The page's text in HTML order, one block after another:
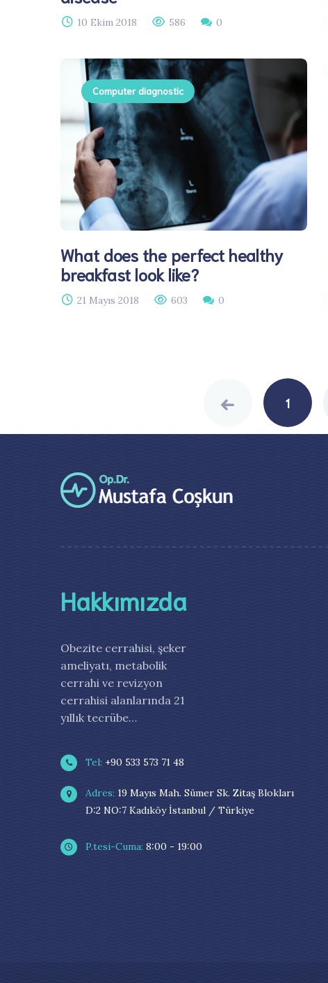
10 Ekim 2018 586 0
Computer diagnostic
What does the perfect healthy
breakfast look like?
21 Mayıs 2018 603 0
1
Hakkımızda
Obezite cerrahisi, şeker
ameliyatı, metabolik
cerrahi ve revizyon
cerrahisi alanlarında 21
yıllık tecrübe…
Tel: +90 533 573 71 48
Adres: 19 Mayıs Mah. Sümer Sk. Zitaş Blokları
D:2 NO:7 Kadıköy İstanbul / Türkiye
P.tesi-Cuma: 8:00 - 19:00